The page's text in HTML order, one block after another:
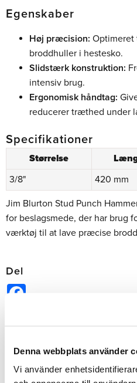
Denna webbplats använder
Vi använder
Egenskaber
Høj præcision:
broddhuller i hestesko.
Slidstærk konstruktion:
intensiv brug.
Ergonomisk håndtag:
reducerer træthed under
Specifikationer
Størrelse
3/8"
420 mm
Jim Blurton Stud Punch
for beslagsmede, der har brug
værktøj til at lave præcise
Del